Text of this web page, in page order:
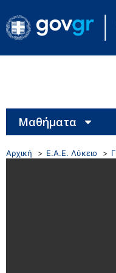
Μαθήματα
Αρχική Ε.Α.Ε. Λύκειο